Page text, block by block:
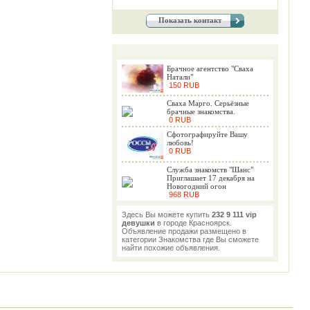
Показать контакт
Брачное агентство "Сваха
Натали"
150 RUB
Сваха Марго. Серьёзные
брачные знакомства.
0 RUB
Сфотографируйте Вашу
любовь!
0 RUB
Служба знакомств "Шанс"
Приглашает 17 декабря на
Новогодний огон
968 RUB
Здесь Вы можете купить 232 9 111 vip
девушки в городе Красноярск.
Объявление продажи размещено в
категории Знакомства где Вы сможете
найти похожие объявления.